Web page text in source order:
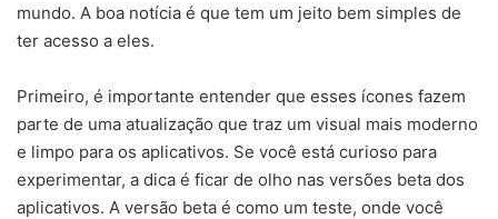
mundo. A boa notícia é que tem um jeito bem simples de
ter acesso a eles.
Primeiro, é importante entender que esses ícones fazem
parte de uma atualização que traz um visual mais moderno
e limpo para os aplicativos. Se você está curioso para
experimentar, a dica é ficar de olho nas versões beta dos
aplicativos. A versão beta é como um teste, onde você